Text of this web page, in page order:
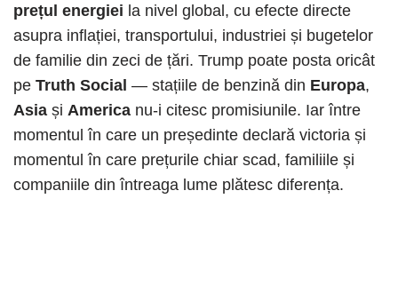
prețul energiei la nivel global, cu efecte directe
asupra inflației, transportului, industriei și bugetelor
de familie din zeci de țări. Trump poate posta oricât
pe Truth Social — stațiile de benzină din Europa,
Asia și America nu-i citesc promisiunile. Iar între
momentul în care un președinte declară victoria și
momentul în care prețurile chiar scad, familiile și
companiile din întreaga lume plătesc diferența.